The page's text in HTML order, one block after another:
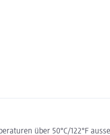
über 50°C/122°F